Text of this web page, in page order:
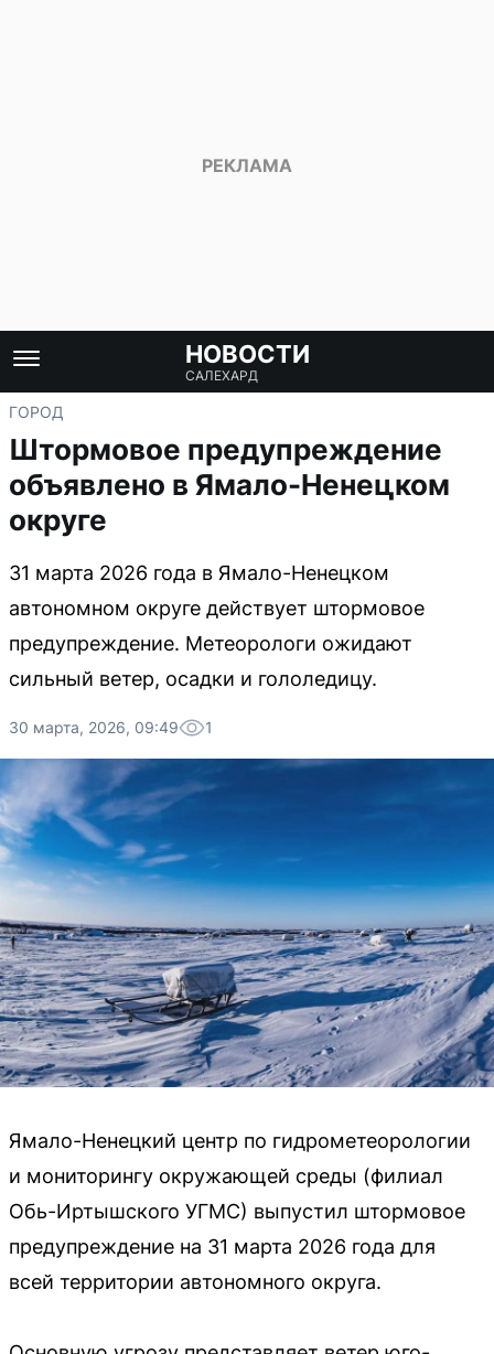
НОВОСТИ
САЛЕХАРД
ГОРОД
Штормовое предупреждение
объявлено в Ямало-Ненецком
округе
31 марта 2026 года в Ямало-Ненецком
автономном округе действует штормовое
предупреждение. Метеорологи ожидают
сильный ветер, осадки и гололедицу.
30 марта, 2026, 09:49 1
Ямало-Ненецкий центр по гидрометеорологии
и мониторингу окружающей среды (филиал
Обь-Иртышского УГМС) выпустил штормовое
предупреждение на 31 марта 2026 года для
всей территории автономного округа.